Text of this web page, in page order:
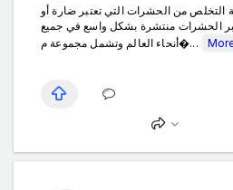
التخلص من الحشرات التي تعتبر ضارة أو
الحشرات منتشرة بشكل واسع في جميع
أنحاء العالم وتشمل مجموعة م�...